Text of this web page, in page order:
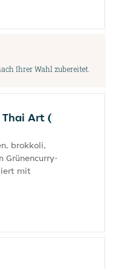
Ihrer Wahl zubereitet.
Thai Art (
brokkoli,
Grünencurry-
mit